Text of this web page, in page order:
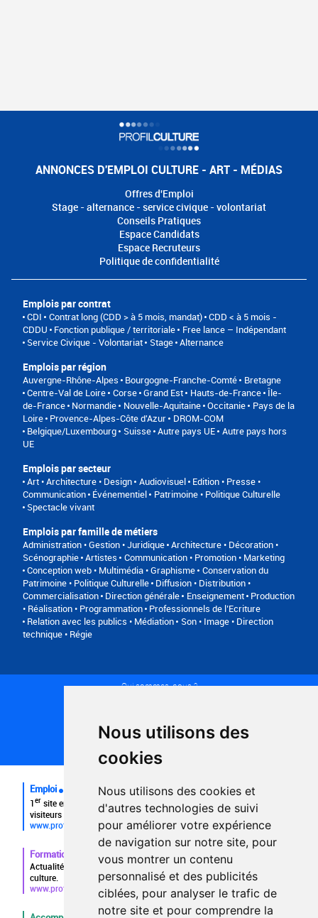
Nous utilisons des
cookies
Nous utilisons des cookies et
d'autres technologies de suivi
pour améliorer votre expérience
de navigation sur notre site, pour
vous montrer un contenu
personnalisé et des publicités
ciblées, pour analyser le trafic de
notre site et pour comprendre la
ANNONCES D'EMPLOI CULTURE - ART - MÉDIAS
Offres d'Emploi
Stage - alternance - service civique - volontariat
Conseils Pratiques
Espace Candidats
Espace Recruteurs
Politique de confidentialité
Emplois par contrat
CDI Contrat long (CDD > à 5 mois, mandat) CDD < à 5 mois -
CDDU
Fonction publique / territoriale
Free lance – Indépendant
Service Civique - Volontariat
Stage Alternance
Emplois par région
Auvergne-Rhône-Alpes Bourgogne-Franche-Comté
Bretagne
Centre-Val de Loire Corse Grand Est Hauts-de-France Île-
de-France Normandie Nouvelle-Aquitaine Occitanie
Pays de la
Loire Provence-Alpes-Côte d'Azur
DROM-COM
Belgique/Luxembourg
Suisse Autre pays UE Autre pays hors
UE
Emplois par secteur
Art • Architecture • Design Audiovisuel Edition • Presse •
Communication Événementiel
Patrimoine • Politique Culturelle
Spectacle vivant
Emplois par famille de métiers
Administration • Gestion • Juridique Architecture • Décoration •
Scénographie Artistes
Communication • Promotion • Marketing
Conception web • Multimédia • Graphisme Conservation du
Patrimoine • Politique Culturelle Diffusion • Distribution •
Commercialisation Direction générale Enseignement Production
• Réalisation • Programmation Professionnels de l’Ecriture
Relation avec les publics • Médiation
Son • Image • Direction
technique • Régie
Qui sommes-nous ?
Plan du site
FAQ recruteurs
FAQ
Emploi
1er site emploi du secteur culturel 784.000 visites et 230.000
visiteurs uniques par mois.
www.profilculture.com
Formation
Actualités, guide et annuaire des formations aux métiers de la
culture.
www.profilculture-formation.com